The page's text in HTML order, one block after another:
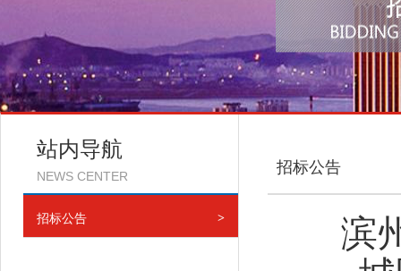
站内导航
NEWS CENTER
招标公告 >
招标公告
滨